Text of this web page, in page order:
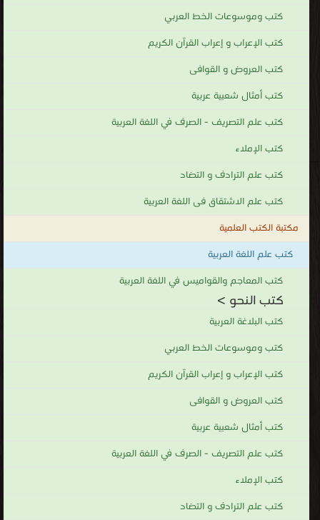
كتب وموسوعات الخط العربي
كتب الإعراب و إعراب القرآن الكريم
كتب العروض و القوافى
كتب أمثال شعبية عربية
كتب علم التصريف - الصرف في اللغة العربية
كتب الإملاء
كتب علم الترادف و التضاد
كتب علم الاشتقاق فى اللغة العربية
مكتبة الكتب العلمية
كتب علم اللغة العربية
كتب المعاجم والقواميس في اللغة العربية
كتب النحو >
كتب البلاغة العربية
كتب وموسوعات الخط العربي
كتب الإعراب و إعراب القرآن الكريم
كتب العروض و القوافى
كتب أمثال شعبية عربية
كتب علم التصريف - الصرف في اللغة العربية
كتب الإملاء
كتب علم الترادف و التضاد